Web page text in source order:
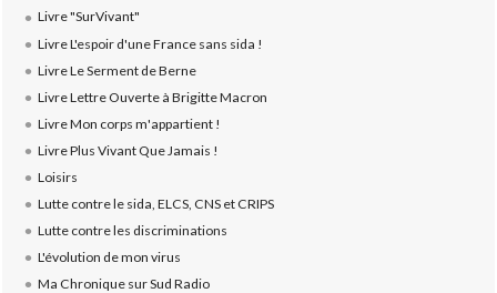
Livre "SurVivant"
Livre L'espoir d'une France sans sida !
Livre Le Serment de Berne
Livre Lettre Ouverte à Brigitte Macron
Livre Mon corps m'appartient !
Livre Plus Vivant Que Jamais !
Loisirs
Lutte contre le sida, ELCS, CNS et CRIPS
Lutte contre les discriminations
L'évolution de mon virus
Ma Chronique sur Sud Radio